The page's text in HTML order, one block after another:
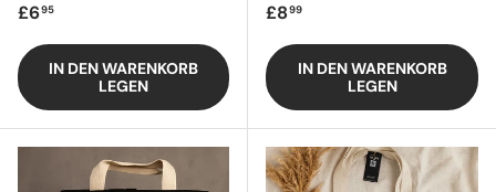
Regulärer Preis
£695
IN DEN WARENKORB
LEGEN
Regulärer Preis
£899
IN DEN WARENKORB
LEGEN